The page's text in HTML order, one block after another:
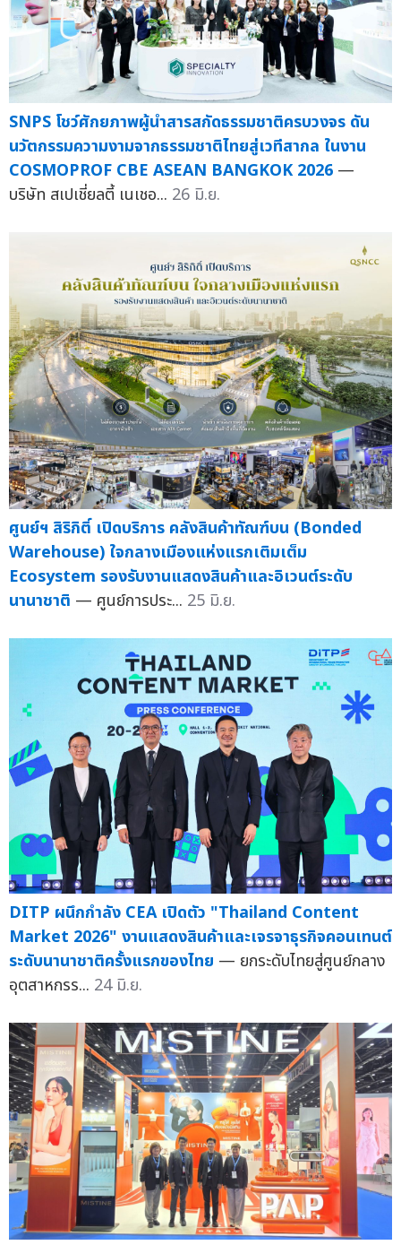
SNPS โชว์ศักยภาพผู้นำสารสกัดธรรมชาติครบวงจร ดัน
นวัตกรรมความงามจากธรรมชาติไทยสู่เวทีสากล ในงาน
COSMOPROF CBE ASEAN BANGKOK 2026 —
บริษัท สเปเชี่ยลตี้ เนเชอ... 26 มิ.ย.
ศูนย์ฯ สิริกิติ์ เปิดบริการ คลังสินค้าทัณฑ์บน (Bonded
Warehouse) ใจกลางเมืองแห่งแรกเติมเต็ม
Ecosystem รองรับงานแสดงสินค้าและอิเวนต์ระดับ
นานาชาติ — ศูนย์การประ... 25 มิ.ย.
DITP ผนึกกำลัง CEA เปิดตัว "Thailand Content
Market 2026" งานแสดงสินค้าและเจรจาธุรกิจคอนเทนต์
ระดับนานาชาติครั้งแรกของไทย — ยกระดับไทยสู่ศูนย์กลาง
อุตสาหกรร... 24 มิ.ย.